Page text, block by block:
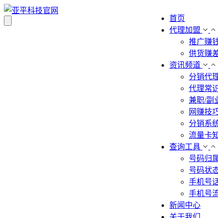
首页
代理加盟
推广赚
供货赚
资讯频道
分销代
代理常
兼职/副
网赚技
分销系
流量卡
查询工具
号码归
号码状
手机号
手机号
新闻中心